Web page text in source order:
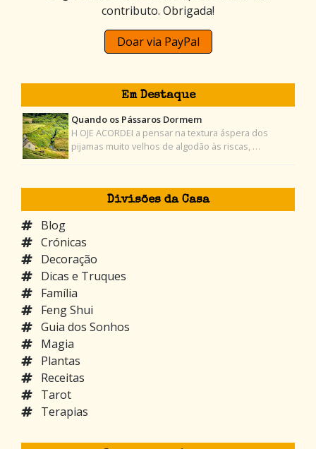
contributo. Obrigada!
Doar via PayPal
Em Destaque
Quando os Pássaros Dormem
H OJE ACORDEI a pensar na textura áspera dos
pijamas muito velhos de algodão às riscas, …
Divisões da Casa
Blog
Crónicas
Decoração
Dicas e Truques
Família
Feng Shui
Guia dos Sonhos
Magia
Plantas
Receitas
Tarot
Terapias